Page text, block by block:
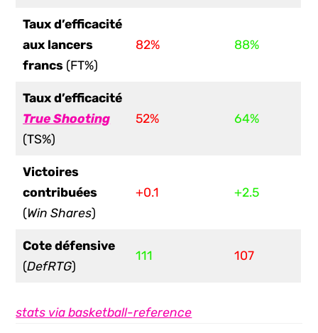
Taux d’efficacité
aux lancers
francs (FT%)
82% 88%
Taux d’efficacité
True Shooting
(TS%)
52% 64%
Victoires
contribuées
(Win Shares)
+0.1 +2.5
Cote défensive
(DefRTG)
111 107
stats via basketball-reference